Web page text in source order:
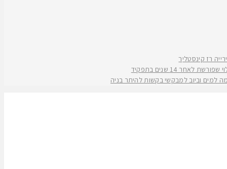
14 שנים בתפקיד
למים וביוב למבקשי בקשות להיתר בניה